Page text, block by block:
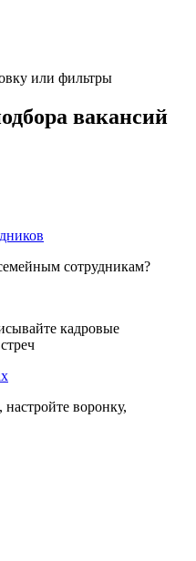
или фильтры
вакансий
сотрудникам?
кадровые
воронку,